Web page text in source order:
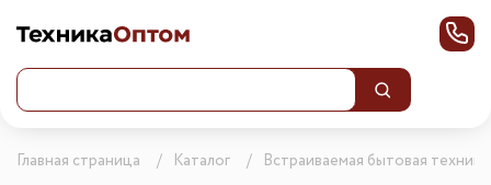
Главная страница Каталог Встраиваемая бытовая техника